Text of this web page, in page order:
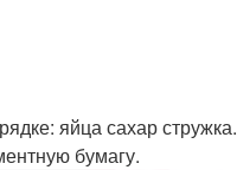
яйца сахар стружка.
бумагу.